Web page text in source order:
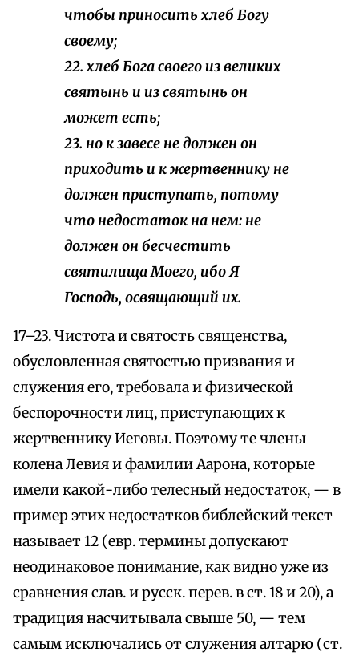
чтобы приносить хлеб Богу
своему;
22. хлеб Бога своего из великих
святынь и из святынь он
может есть;
23. но к завесе не должен он
приходить и к жертвеннику не
должен приступать, потому
что недостаток на нем: не
должен он бесчестить
святилища Моего, ибо Я
Господь, освящающий их.
17–23. Чистота и святость священства,
обусловленная святостью призвания и
служения его, требовала и физической
беспорочности лиц, приступающих к
жертвеннику Иеговы. Поэтому те члены
колена Левия и фамилии Аарона, которые
имели какой-либо телесный недостаток, — в
пример этих недостатков библейский текст
называет 12 (евр. термины допускают
неодинаковое понимание, как видно уже из
сравнения слав. и русск. перев. в ст. 18 и 20), а
традиция насчитывала свыше 50, — тем
самым исключались от служения алтарю (ст.